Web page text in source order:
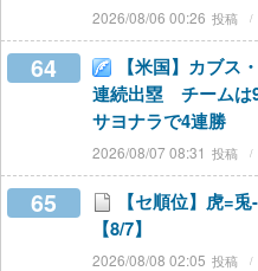
2026/08/06 00:26
64
【米国】カブ
連続出塁 チームは
サヨナラで4連勝
2026/08/07 08:31
65
【セ順位】虎=
【8/7】
2026/08/08 02:05